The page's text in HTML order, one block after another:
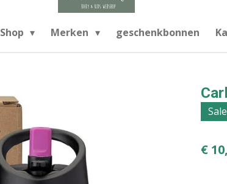
Shop Merken geschenkbonnen
€